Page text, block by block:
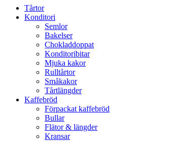
Tårtor
Konditori
Semlor
Bakelser
Chokladdoppat
Konditoribitar
Mjuka kakor
Rulltårtor
Småkakor
Tårtlängder
Kaffebröd
Förpackat kaffebröd
Bullar
Flätor & längder
Kransar